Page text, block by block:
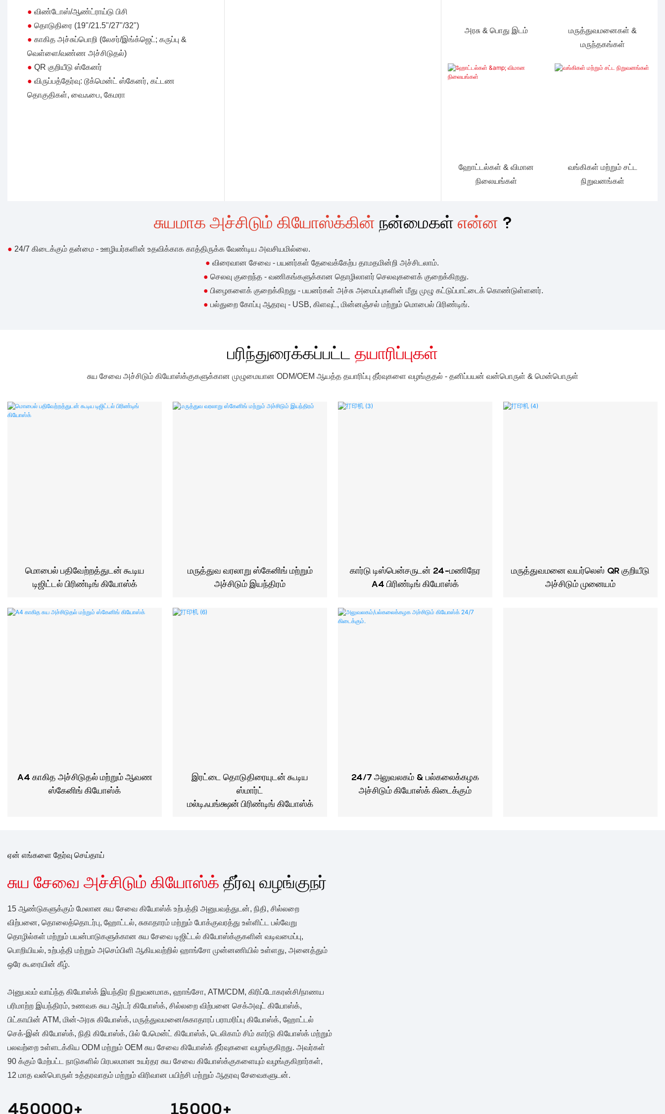
● விண்டோஸ்/ஆண்ட்ராய்டு பிசி
● தொடுதிரை (19"/21.5"/27"/32")
● காகித அச்சுப்பொறி (லேசர்/இங்க்ஜெட்; கருப்பு &
வெள்ளை/வண்ண அச்சிடுதல்)
●QR குறியீடு ஸ்கேனர்
● விருப்பத்தேர்வு: டூக்மென்ட் ஸ்கேனர், கட்டண
தொகுதிகள், வைஃபை, கேமரா
அரசு & பொது இடம்
மருத்துவமனைகள் &
மருந்தகங்கள்
ஹோட்டல்கள் & விமான
நிலையங்கள்
வங்கிகள் மற்றும் சட்ட
நிறுவனங்கள்
சுயமாக அச்சிடும் கியோஸ்க்கின் நன்மைகள் என்ன ?
● 24/7 கிடைக்கும் தன்மை - ஊழியர்களின் உதவிக்காக காத்திருக்க வேண்டிய அவசியமில்லை.
● விரைவான சேவை - பயனர்கள் தேவைக்கேற்ப தாமதமின்றி அச்சிடலாம்.
● செலவு குறைந்த - வணிகங்களுக்கான தொழிலாளர் செலவுகளைக் குறைக்கிறது.
● பிழைகளைக் குறைக்கிறது - பயனர்கள் அச்சு அமைப்புகளின் மீது முழு கட்டுப்பாட்டைக் கொண்டுள்ளனர்.
● பல்துறை கோப்பு ஆதரவு - USB, கிளவுட், மின்னஞ்சல் மற்றும் மொபைல் பிரிண்டிங்.
பரிந்துரைக்கப்பட்ட தயாரிப்புகள்
சுய சேவை அச்சிடும் கியோஸ்க்குகளுக்கான முழுமையான ODM/OEM ஆயத்த தயாரிப்பு தீர்வுகளை வழங்குதல் - தனிப்பயன் வன்பொருள் & மென்பொருள்
மொபைல் பதிவேற்றத்துடன் கூடிய
டிஜிட்டல் பிரிண்டிங் கியோஸ்க்
மருத்துவ வரலாறு ஸ்கேனிங் மற்றும்
அச்சிடும் இயந்திரம்
கார்டு டிஸ்பென்சருடன் 24-மணிநேர
A4 பிரிண்டிங் கியோஸ்க்
மருத்துவமனை வயர்லெஸ் QR குறியீடு
அச்சிடும் முனையம்
A4 காகித அச்சிடுதல் மற்றும் ஆவண
ஸ்கேனிங் கியோஸ்க்
இரட்டை தொடுதிரையுடன் கூடிய
ஸ்மார்ட்
மல்டிஃபங்க்ஷன் பிரிண்டிங் கியோஸ்க்
24/7 அலுவலகம் & பல்கலைக்கழக
அச்சிடும் கியோஸ்க் கிடைக்கும்
ஏன் எங்களை தேர்வு செய்தாய்
சுய சேவை அச்சிடும் கியோஸ்க் தீர்வு வழங்குநர்
15 ஆண்டுகளுக்கும் மேலான சுய சேவை கியோஸ்க் உற்பத்தி அனுபவத்துடன், நிதி, சில்லறை
விற்பனை, தொலைத்தொடர்பு, ஹோட்டல், சுகாதாரம் மற்றும் போக்குவரத்து உள்ளிட்ட பல்வேறு
தொழில்கள் மற்றும் பயன்பாடுகளுக்கான சுய சேவை டிஜிட்டல் கியோஸ்க்குகளின் வடிவமைப்பு,
பொறியியல், உற்பத்தி மற்றும் அசெம்பிளி ஆகியவற்றில் ஹாங்சோ முன்னணியில் உள்ளது, அனைத்தும்
ஒரே கூரையின் கீழ்.
அனுபவம் வாய்ந்த கியோஸ்க் இயந்திர நிறுவனமாக, ஹாங்சோ, ATM/CDM, கிரிப்டோகரன்சி/நாணய
பரிமாற்ற இயந்திரம், உணவக சுய ஆர்டர் கியோஸ்க், சில்லறை விற்பனை செக்அவுட் கியோஸ்க்,
பிட்காயின் ATM, மின்-அரசு கியோஸ்க், மருத்துவமனை/சுகாதாரப் பராமரிப்பு கியோஸ்க், ஹோட்டல்
செக்-இன் கியோஸ்க், நிதி கியோஸ்க், பில் பேமென்ட் கியோஸ்க், டெலிகாம் சிம் கார்டு கியோஸ்க் மற்றும்
பலவற்றை உள்ளடக்கிய ODM மற்றும் OEM சுய சேவை கியோஸ்க் தீர்வுகளை வழங்குகிறது. அவர்கள்
90 க்கும் மேற்பட்ட நாடுகளில் பிரபலமான உயர்தர சுய சேவை கியோஸ்க்குகளையும் வழங்குகிறார்கள்,
12 மாத வன்பொருள் உத்தரவாதம் மற்றும் விரிவான பயிற்சி மற்றும் ஆதரவு சேவைகளுடன்.
450000+ 15000+